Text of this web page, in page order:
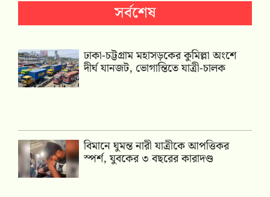
সর্বশেষ
ঢাকা-চট্টগ্রাম মহাসড়কের কুমিল্লা অংশে
দীর্ঘ যানজট, ভোগান্তিতে যাত্রী-চালক
বিমানে ঘুমন্ত নারী যাত্রীকে আপত্তিকর
স্পর্শ, যুবকের ৩ বছরের কারাদণ্ড